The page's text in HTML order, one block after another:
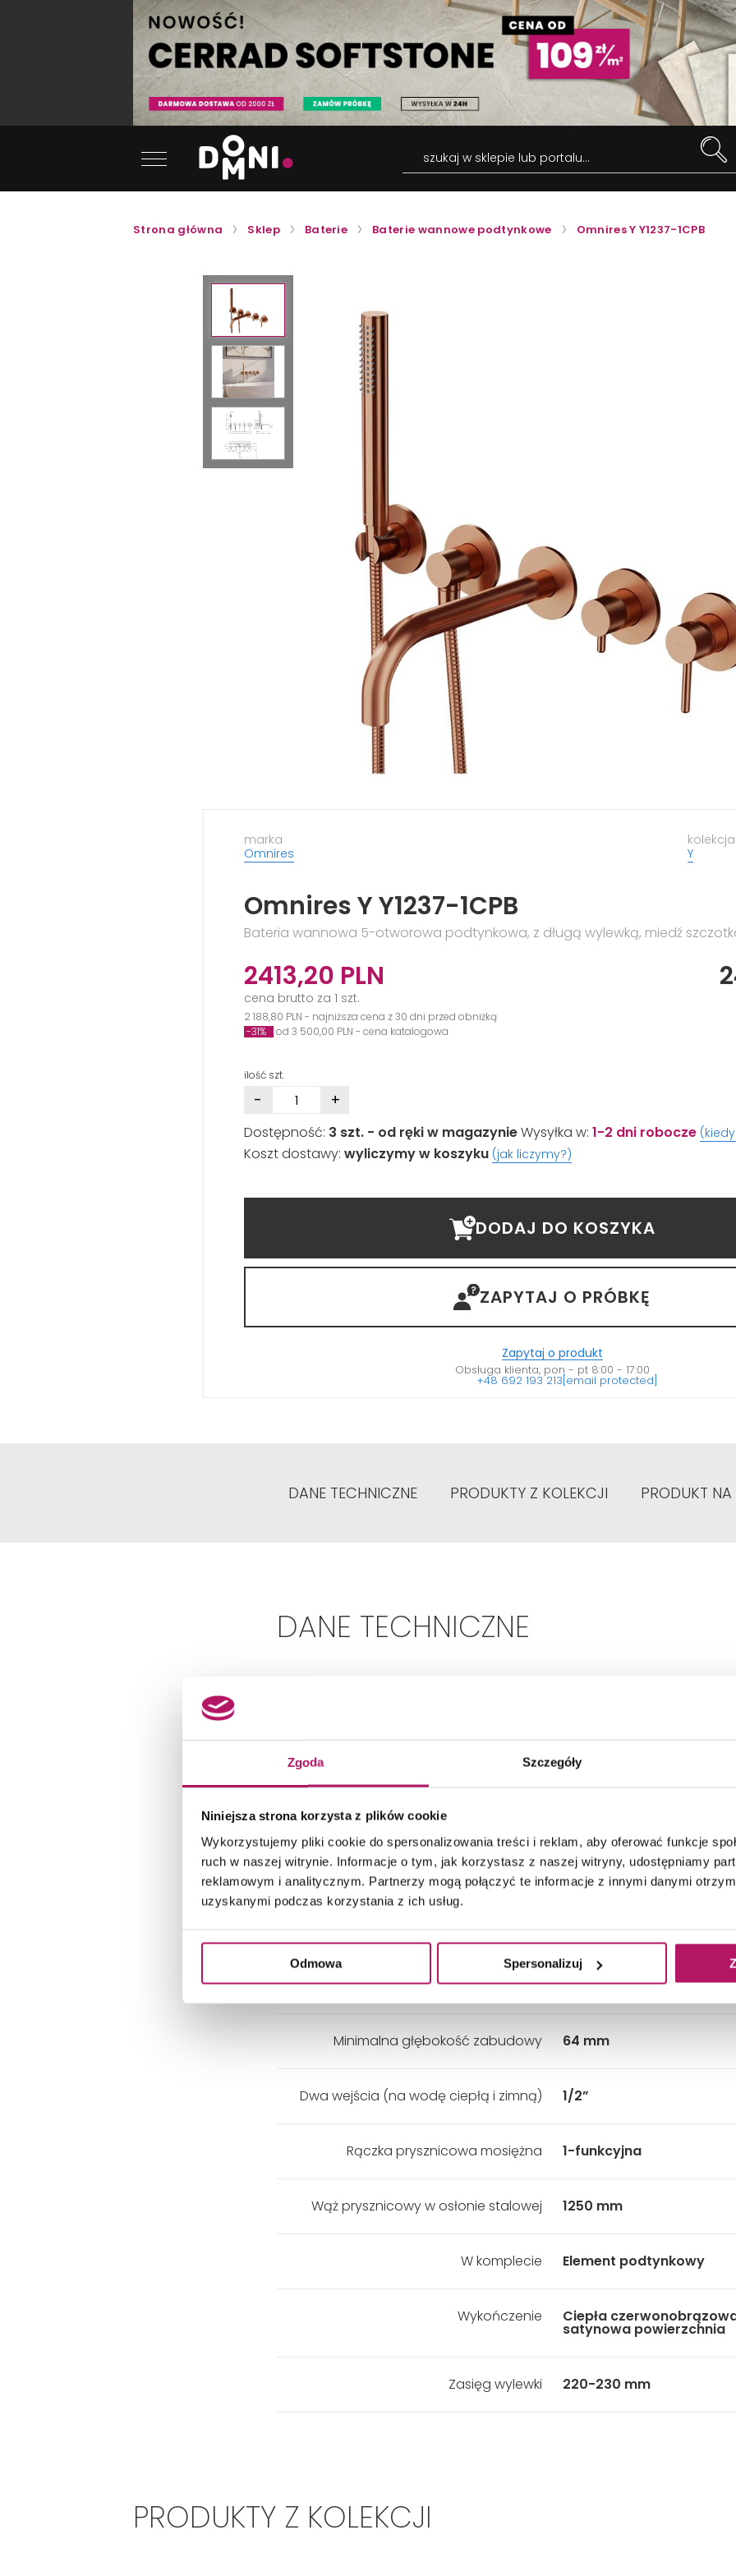
Zgoda Szczegóły
Niniejsza strona korzysta z plików cookie
Wykorzystujemy pliki cookie do spersonalizowania treści i reklam, aby oferować funkcje
ruch w naszej witrynie. Informacje o tym, jak korzystasz z naszej witryny, udostępniamy
reklamowym i analitycznym. Partnerzy mogą połączyć te informacje z innymi danymi
uzyskanymi podczas korzystania z ich usług.
Odmowa Spersonalizuj
szukaj w sklepie lub portalu...
Strona główna Sklep Baterie Baterie wannowe podtynkowe Omnires Y Y1237-1CPB
marka
Omnires
kolekcja
Y
Omnires Y Y1237-1CPB
Bateria wannowa 5-otworowa podtynkowa, z długą wylewką, miedź
2413,20 PLN
cena brutto za 1 szt.
2 188,80 PLN - najniższa cena z 30 dni przed obniżką
-31%
od 3 500,00 PLN - cena katalogowa
ilość szt.
- +
Dostępność: 3 szt. - od ręki w magazynieWysyłka w: 1-2 dni robocze
Koszt dostawy: wyliczymy w koszyku (jak liczymy?)
DODAJ DO KOSZYKA
ZAPYTAJ O PRÓBKĘ
Zapytaj o produkt
Obsługa klienta, pon - pt 8:00 - 17:00
+48 692 193 213[email protected]
DANE TECHNICZNE PRODUKTY Z KOLEKCJI PRODUKT
DANE TECHNICZNE
Rodzaj: Zwykła
Zestaw natryskowy: Tak
Rodzaj wylewki: Stała
Rozmiar rozety ø72 mm
Minimalna głębokość zabudowy 64 mm
Dwa wejścia (na wodę ciepłą i zimną) 1/2”
Rączka prysznicowa mosiężna 1-funkcyjna
Wąż prysznicowy w osłonie stalowej 1250 mm
W komplecie Element podtynkowy
Wykończenie Ciepła
satynowa powierzchnia
Zasięg wylewki 220-230 mm
PRODUKTY Z KOLEKCJI